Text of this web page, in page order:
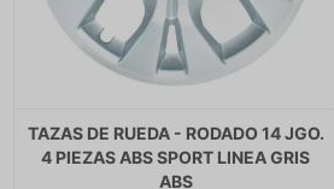
TAZAS DE RUEDA - RODADO 14 JGO.
4 PIEZAS ABS SPORT LINEA GRIS
ABS